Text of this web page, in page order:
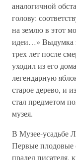
аналогичной
голову:
на землю в этот
идеи…» Выдумка
трех лет после
уходил из его
легендарную
старое дерево, и
стал предметом
музея.
В Музее-усадьбе
Первые
прадед писателя,